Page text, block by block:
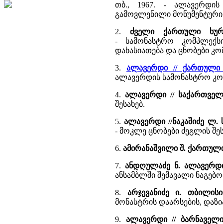
თბ., 1967. - ალავერდის
გამოვლენილი მონუმენტური
2. ძველი ქართული
- სამონასტრო
დახასიათება და ცნობები
3. ალავერდი // ქართული
ალავერდის სამონასტრო
4. ალავერდი //
შესახებ.
5.ალავერდი //ნაკაშიძე ლ.
- მოკლე ცნობები ძეგლის
6. ამირანაშვილი შ.
7.ანდღულაძე ნ.
ანსამბლში შემავალი
8. არჯევანიძე ი.
მონასტრის დაარსების,
9. ალავერდი //